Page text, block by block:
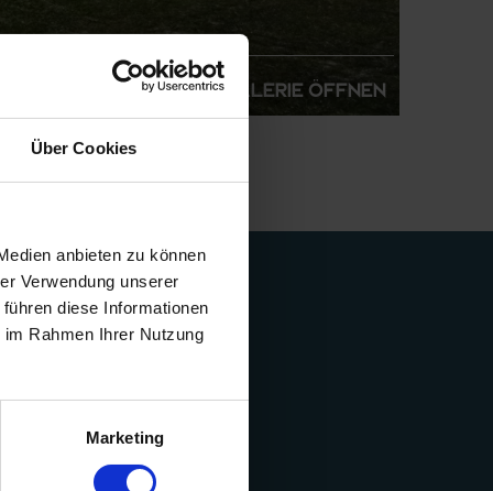
Über Cookies
anbieten zu können
Verwendung unserer
diese Informationen
Rahmen Ihrer Nutzung
Marketing
Galerie öffnen